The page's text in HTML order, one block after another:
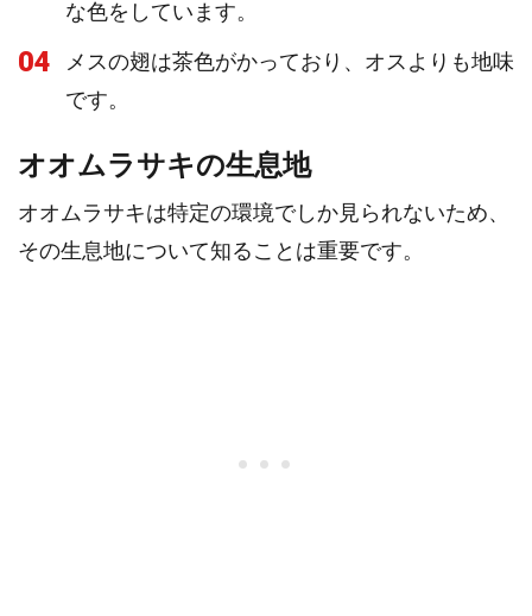
な色をしています。
04
メスの翅は茶色がかっており、オスよりも地味
です。
オオムラサキの生息地
オオムラサキは特定の環境でしか見られないため、
その生息地について知ることは重要です。